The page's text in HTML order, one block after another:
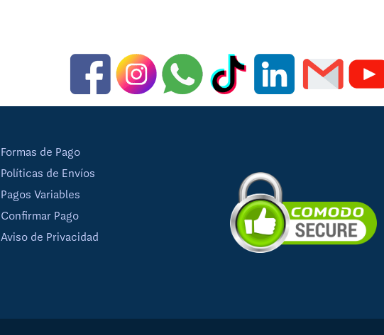
Formas de Pago
Políticas de Envíos
Pagos Variables
Confirmar Pago
Aviso de Privacidad